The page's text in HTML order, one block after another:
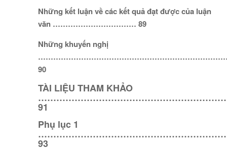
Những kết luận về các kết quả đạt được của luận
văn …………………………… 89
Những khuyến nghị
90
TÀI LIỆU THAM KHẢO
91
Phụ lục 1
93